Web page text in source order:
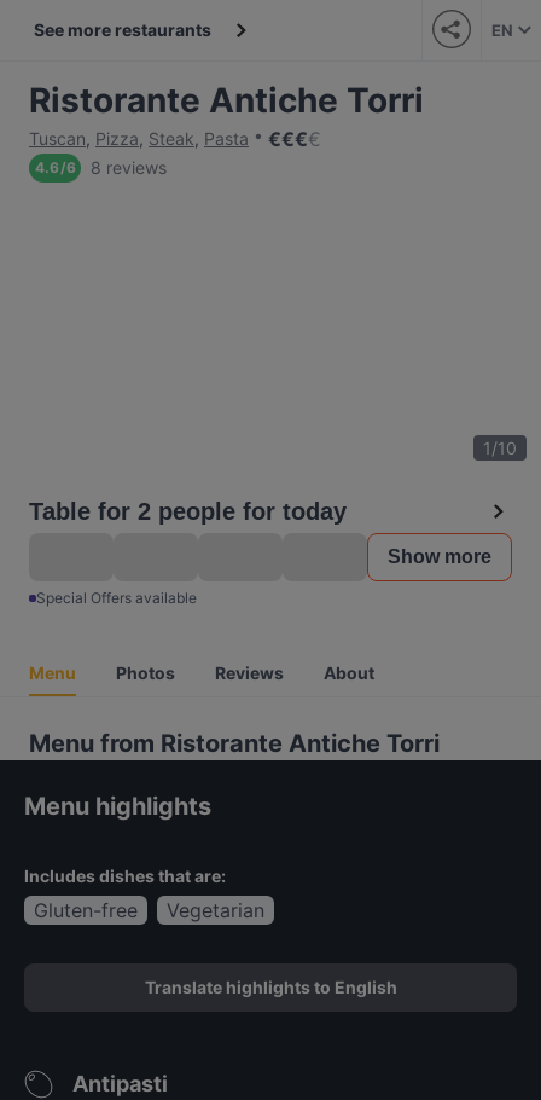
See more restaurants EN
Ristorante Antiche Torri
Tuscan, Pizza, Steak, Pasta €€€€
4.6/6 8 reviews
1/10
Table for 2 people for today
Show more
Special Offers available
Menu Photos Reviews About
Menu from Ristorante Antiche Torri
Menu highlights
Includes dishes that are:
Gluten-free Vegetarian
Translate highlights to English
Antipasti